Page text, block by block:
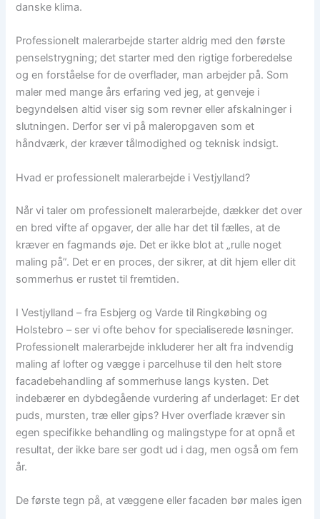
danske klima.
Professionelt malerarbejde starter aldrig med den første
penselstrygning; det starter med den rigtige forberedelse
og en forståelse for de overflader, man arbejder på. Som
maler med mange års erfaring ved jeg, at genveje i
begyndelsen altid viser sig som revner eller afskalninger i
slutningen. Derfor ser vi på maleropgaven som et
håndværk, der kræver tålmodighed og teknisk indsigt.
Hvad er professionelt malerarbejde i Vestjylland?
Når vi taler om professionelt malerarbejde, dækker det over
en bred vifte af opgaver, der alle har det til fælles, at de
kræver en fagmands øje. Det er ikke blot at „rulle noget
maling på”. Det er en proces, der sikrer, at dit hjem eller dit
sommerhus er rustet til fremtiden.
I Vestjylland – fra Esbjerg og Varde til Ringkøbing og
Holstebro – ser vi ofte behov for specialiserede løsninger.
Professionelt malerarbejde inkluderer her alt fra indvendig
maling af lofter og vægge i parcelhuse til den helt store
facadebehandling af sommerhuse langs kysten. Det
indebærer en dybdegående vurdering af underlaget: Er det
puds, mursten, træ eller gips? Hver overflade kræver sin
egen specifikke behandling og malingstype for at opnå et
resultat, der ikke bare ser godt ud i dag, men også om fem
år.
De første tegn på, at væggene eller facaden bør males igen